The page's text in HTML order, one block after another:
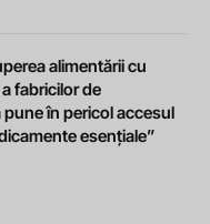
alimentării cu
fabricilor de
în pericol accesul
esențiale”